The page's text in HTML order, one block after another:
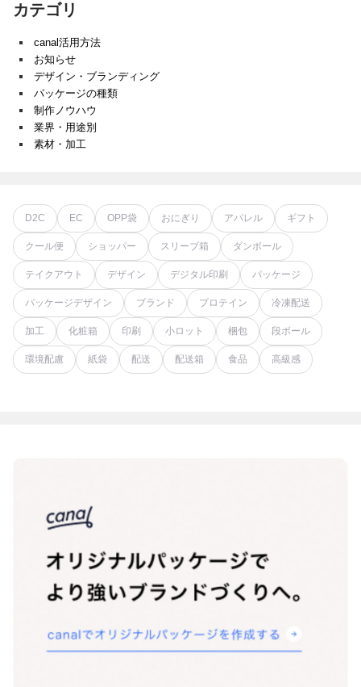
カテゴリ
canal活用方法
お知らせ
デザイン・ブランディング
パッケージの種類
制作ノウハウ
業界・用途別
素材・加工
D2C EC OPP袋 おにぎり アパレル ギフト
クール便 ショッパー スリーブ箱 ダンボール
テイクアウト デザイン デジタル印刷 パッケージ
パッケージデザイン ブランド プロテイン 冷凍配送
加工 化粧箱 印刷 小ロット 梱包 段ボール
環境配慮 紙袋 配送 配送箱 食品 高級感